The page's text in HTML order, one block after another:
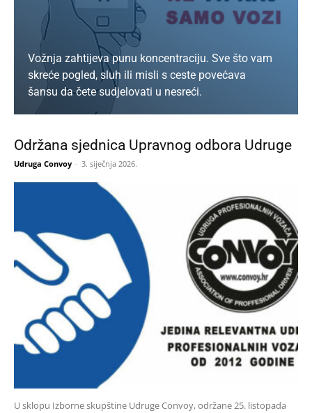
Vožnja zahtijeva punu koncentraciju. Sve što vam
skreće pogled, sluh ili misli s ceste povećava
šansu da čete sudjelovati u nesreći.
SAZNAJ VIŠE
Održana sjednica Upravnog odbora Udruge
Udruga Convoy - 3. siječnja 2026.
U sklopu Izborne skupštine Udruge Convoy, održane 25. listopada